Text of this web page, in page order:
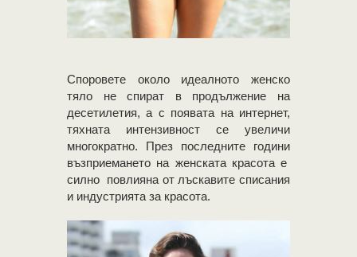
Споровете около идеалното женско
тяло не спират в продължение на
десетилетия, а с появата на интернет,
тяхната интензивност се увеличи
многократно. През последните години
възприемането на женската красота е
силно повлияна от лъскавите списания
и индустрията за красота.